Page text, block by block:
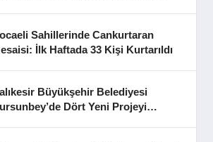
Sahillerinde Cankurtaran
İlk Haftada 33 Kişi Kurtarıldı
Büyükşehir Belediyesi
Dört Yeni Projeyi